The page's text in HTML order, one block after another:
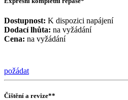
Dostupnost: K dispozici napájení
Dodací lhůta: na vyžádání
Cena: na vyžádání
požádat
Čištění a revize**